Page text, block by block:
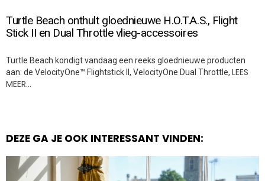
Turtle Beach onthult gloednieuwe H.O.T.A.S., Flight
Stick II en Dual Throttle vlieg-accessoires
Turtle Beach kondigt vandaag een reeks gloednieuwe producten
aan: de VelocityOne™ Flightstick II, VelocityOne Dual Throttle, LEES
MEER…
DEZE GA JE OOK INTERESSANT VINDEN: